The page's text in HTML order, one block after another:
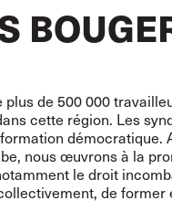
plus de 500 000
cette région. Les
démocratique.
nous œuvrons à la
le droit
de former